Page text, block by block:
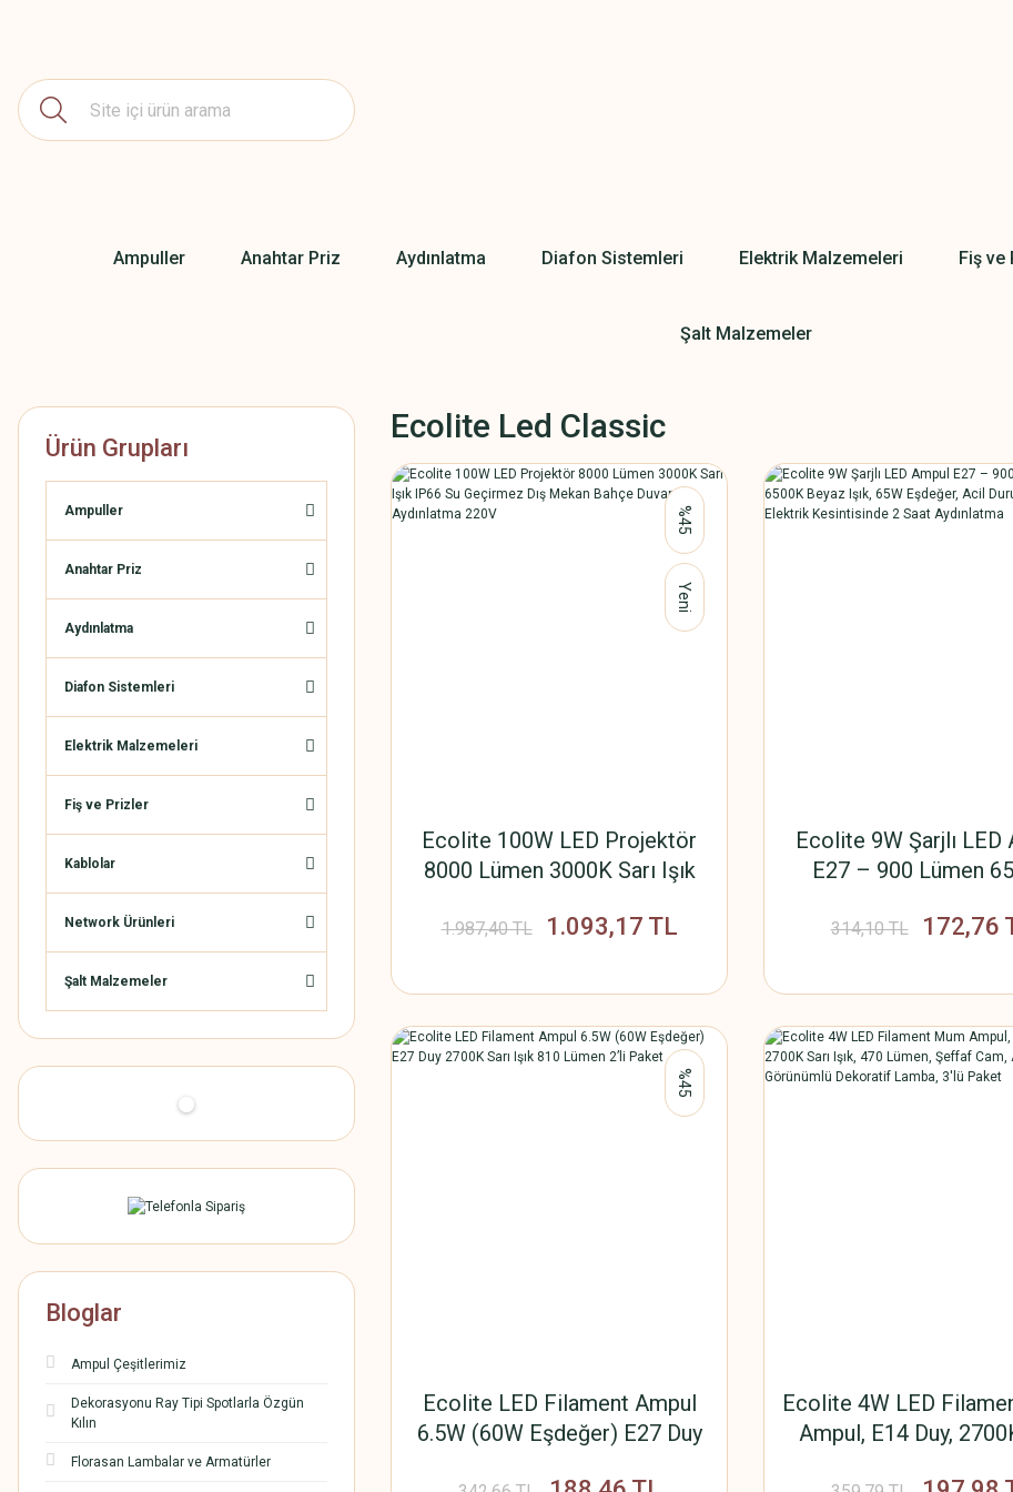
Ampuller Anahtar Priz Aydınlatma Diafon Sistemleri Elektrik Malzemeleri Fiş ve
Şalt Malzemeler
Ürün Grupları
Ampuller
Anahtar Priz
Aydınlatma
Diafon Sistemleri
Elektrik Malzemeleri
Fiş ve Prizler
Kablolar
Network Ürünleri
Şalt Malzemeler
Bloglar
Ampul Çeşitlerimiz
Dekorasyonu Ray Tipi Spotlarla Özgün
Kılın
Florasan Lambalar ve Armatürler
Ecolite Led Classic
%45
Yeni
Ecolite 100W LED Projektör
8000 Lümen 3000K Sarı Işık
Bahçe Duvar Aydınlatma 220V
1.987,40 TL 1.093,17 TL
Ecolite 9W Şarjlı LED
E27 – 900 Lümen
Durum Ampulü,
314,10 TL 172,76
%45
Ecolite LED Filament Ampul
6.5W (60W Eşdeğer) E27 Duy
Ecolite 4W LED
Ampul, E14 Duy,